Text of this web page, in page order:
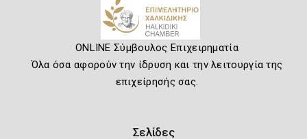
ONLINE Σύμβουλος Επιχειρηματία
Όλα όσα αφορούν την ίδρυση και την λειτουργία της
επιχείρησής σας.
Σελίδες